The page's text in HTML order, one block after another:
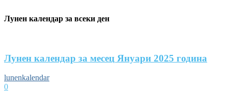
Лунен календар за всеки ден
Лунен календар за месец Януари 2025 година
lunenkalendar
0